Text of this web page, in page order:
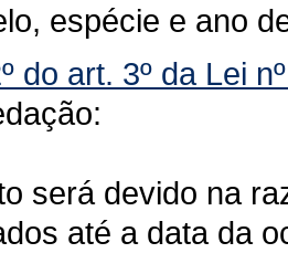
espécie e ano
do art. 3º da Lei
será devido na
até a data da